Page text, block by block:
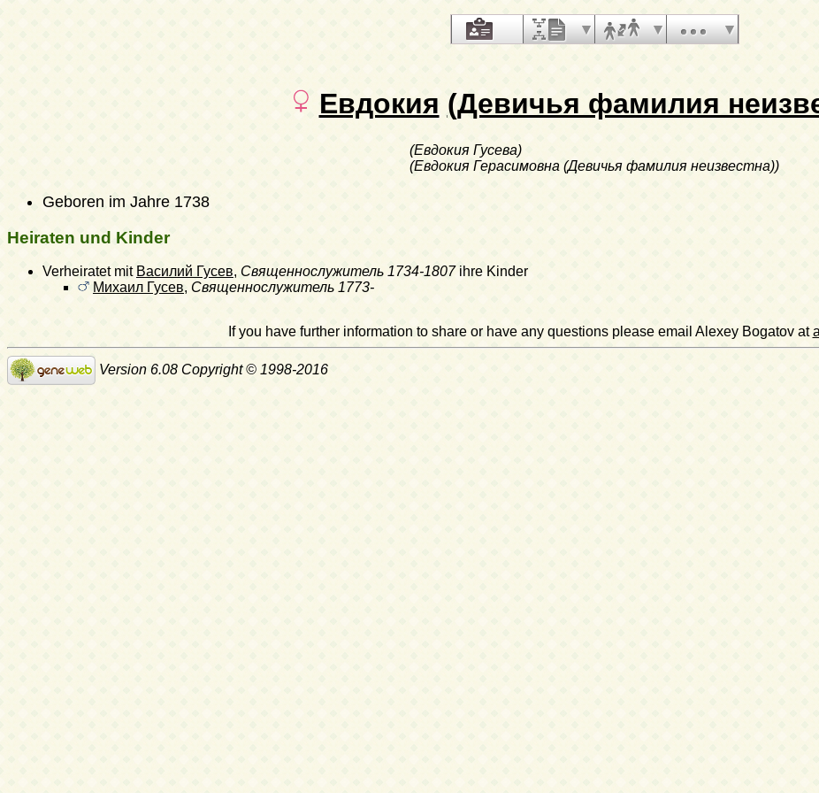
Евдокия (Девичья фамилия
(Евдокия Гусева)
(Евдокия Герасимовна (Девичья фамилия неизвестна))
Geboren im Jahre 1738
Heiraten und Kinder
Verheiratet mit Василий Гусев, Священнослужитель 1734-1807ihre Kinder
Михаил Гусев, Священнослужитель 1773-
If you have further information to share or have any questions please email Alexey Bogatov at
Version 6.08 Copyright © 1998-2016